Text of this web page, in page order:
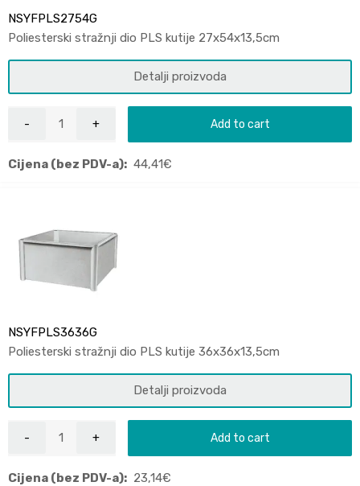
NSYFPLS2754G
Poliesterski stražnji dio PLS kutije 27x54x13,5cm
Detalji proizvoda
Add to cart
Cijena (bez PDV-a): 44,41€
NSYFPLS3636G
Poliesterski stražnji dio PLS kutije 36x36x13,5cm
Detalji proizvoda
Add to cart
Cijena (bez PDV-a): 23,14€